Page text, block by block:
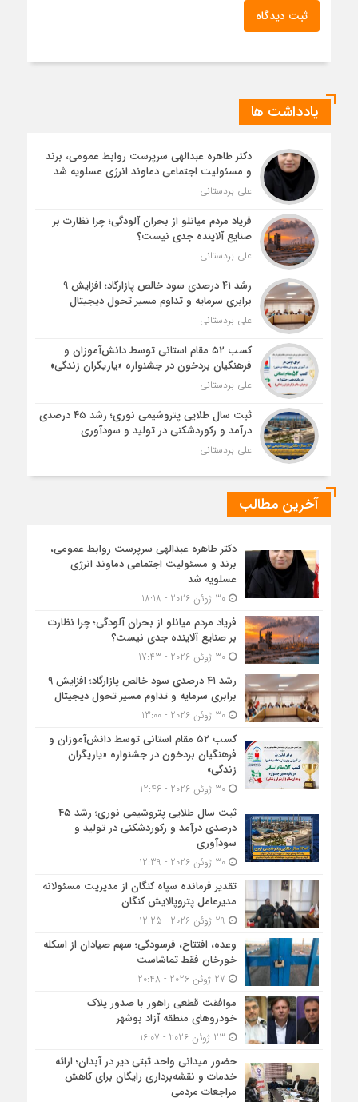
ثبت دیدگاه
یادداشت ها
دکتر طاهره عبدالهی سرپرست روابط عمومی، برند
و مسئولیت اجتماعی دماوند انرژی عسلویه شد
علی بردستانی
فریاد مردم میانلو از بحران آلودگی؛ چرا نظارت بر
صنایع آلاینده جدی نیست؟
علی بردستانی
رشد ۴۱ درصدی سود خالص پازارگاد؛ افزایش ۹
برابری سرمایه و تداوم مسیر تحول دیجیتال
علی بردستانی
کسب ۵۲ مقام استانی توسط دانش‌آموزان و
فرهنگیان بردخون در جشنواره «یاریگران زندگی»
علی بردستانی
ثبت سال طلایی پتروشیمی نوری؛ رشد ۴۵ درصدی
درآمد و رکوردشکنی در تولید و سودآوری
علی بردستانی
آخرین مطالب
دکتر طاهره عبدالهی سرپرست روابط عمومی،
برند و مسئولیت اجتماعی دماوند انرژی
عسلویه شد
30 ژوئن 2026 - 18:18
فریاد مردم میانلو از بحران آلودگی؛ چرا نظارت
بر صنایع آلاینده جدی نیست؟
30 ژوئن 2026 - 17:43
رشد ۴۱ درصدی سود خالص پازارگاد؛ افزایش ۹
برابری سرمایه و تداوم مسیر تحول دیجیتال
30 ژوئن 2026 - 13:00
کسب ۵۲ مقام استانی توسط دانش‌آموزان و
فرهنگیان بردخون در جشنواره «یاریگران
زندگی»
30 ژوئن 2026 - 12:46
ثبت سال طلایی پتروشیمی نوری؛ رشد ۴۵
درصدی درآمد و رکوردشکنی در تولید و
سودآوری
30 ژوئن 2026 - 12:39
تقدیر فرمانده سپاه کنگان از مدیریت مسئولانه
مدیرعامل پتروپالایش کنگان
وعده، افتتاح، فرسودگی؛ سهم صیادان از اسکله
خورخان فقط تماشاست
موافقت قطعی راهور با صدور پلاک
خودروهای منطقه آزاد بوشهر
حضور میدانی واحد ثبتی دیر در آبدان؛ ارائه
خدمات و نقشه‌برداری رایگان برای کاهش
مراجعات مردمی